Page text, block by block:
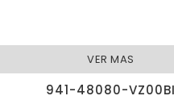
VER MAS
941-48080-VZ00BI